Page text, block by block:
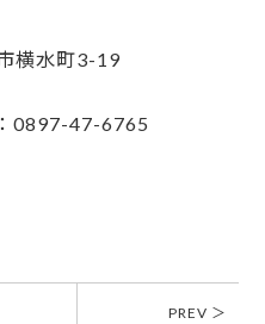
横水町3-19
0897-47-6765
PREV ＞